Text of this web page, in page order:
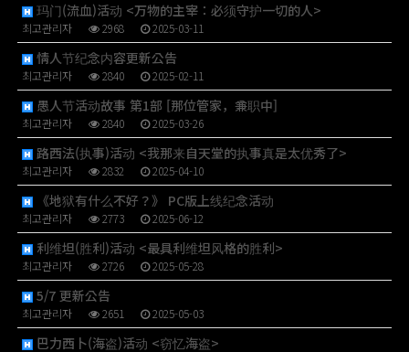
玛门(流血)活动 <万物的主宰：必须守护一切的人>
최고관리자 2968 2025-03-11
情人节纪念内容更新公告
최고관리자 2840 2025-02-11
愚人节活动故事 第1部 [那位管家，兼职中]
최고관리자 2840 2025-03-26
路西法(执事)活动 <我那来自天堂的执事真是太优秀了>
최고관리자 2832 2025-04-10
《地狱有什么不好？》 PC版上线纪念活动
최고관리자 2773 2025-06-12
利维坦(胜利)活动 <最具利维坦风格的胜利>
최고관리자 2726 2025-05-28
5/7 更新公告
최고관리자 2651 2025-05-03
巴力西卜(海盗)活动 <窃忆海盗>